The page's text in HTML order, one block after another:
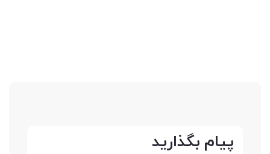
پیام بگذارید